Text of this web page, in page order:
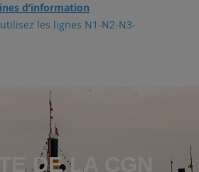
d’information
les lignes N1-N2-N3-
DE LA CGN